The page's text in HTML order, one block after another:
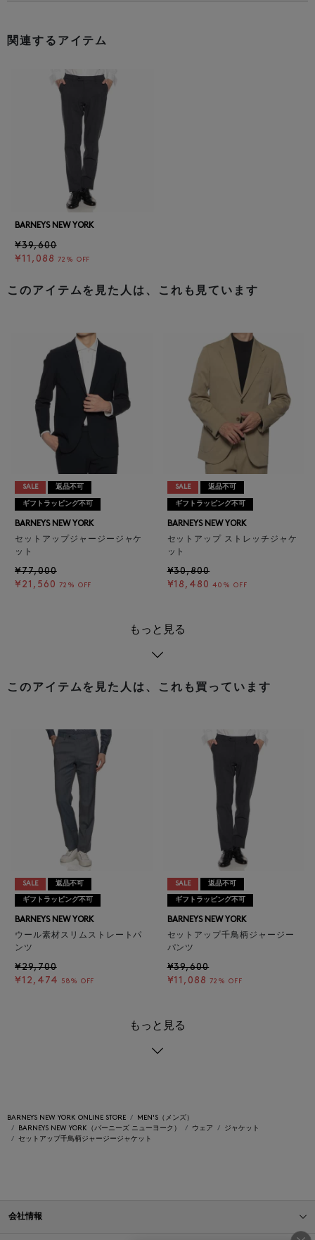
関連するアイテム
BARNEYS NEW YORK
¥39,600
¥11,088 72% OFF
このアイテムを見た人は、これも見ています
SALE 返品不可
ギフトラッピング不可
BARNEYS NEW YORK
セットアップジャージージャケ
ット
¥77,000
¥21,560 72% OFF
SALE 返品不可
ギフトラッピング不可
BARNEYS NEW YORK
セットアップ ストレッチジャケ
ット
¥30,800
¥18,480 40% OFF
もっと見る
このアイテムを見た人は、これも買っています
SALE 返品不可
ギフトラッピング不可
BARNEYS NEW YORK
ウール素材スリムストレートパ
ンツ
¥29,700
¥12,474
58% OFF
SALE 返品不可
ギフトラッピング不可
BARNEYS NEW YORK
セットアップ千鳥柄ジャージー
パンツ
¥39,600
¥11,088 72% OFF
もっと見る
BARNEYS NEW YORK ONLINE STORE
MEN'S（メンズ）
BARNEYS NEW YORK（バーニーズ ニューヨーク）
ウェア
ジャケット
セットアップ千鳥柄ジャージージャケット
会社情報